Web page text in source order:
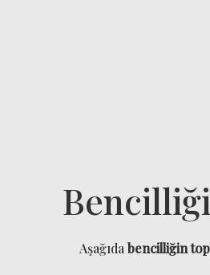
Aşağıda bencilliğin